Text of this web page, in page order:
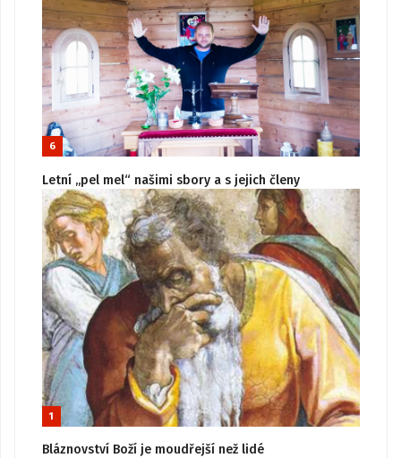
6
Letní „pel mel“ našimi sbory a s jejich členy
1
Bláznovství Boží je moudřejší než lidé